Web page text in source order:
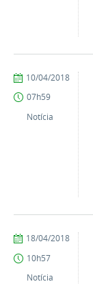
by
Paula
Batista
Published
10/04/2018
07h59
Notícia
by
Paula
Batista
Published
18/04/2018
10h57
Notícia